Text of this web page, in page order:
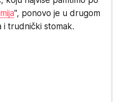
", ponovo je u drugom
i trudnički stomak.